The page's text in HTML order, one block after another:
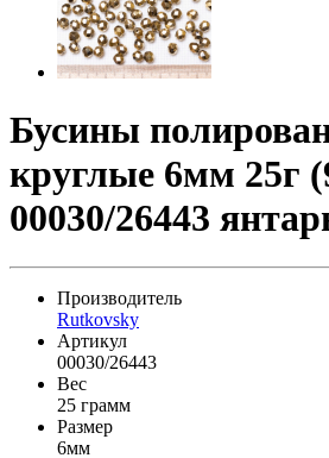
Бусины
круглые 6мм 25г
00030/26443
Производитель
Rutkovsky
Артикул
00030/26443
Вес
25 грамм
Размер
6мм